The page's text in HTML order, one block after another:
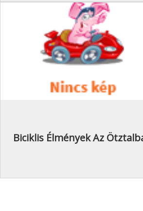
Biciklis Élmények Az